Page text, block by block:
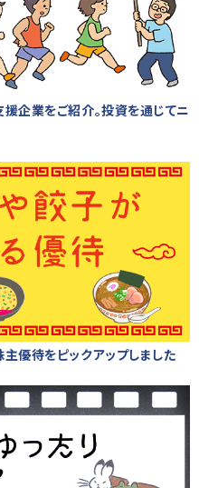
企業をご紹介。投資を通じてニ
優待をピックアップしました